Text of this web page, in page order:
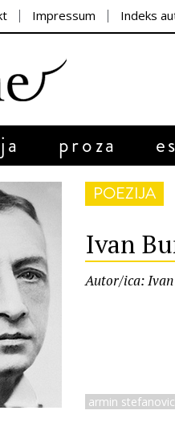
Impressum Indeks
proza
POEZIJA
Ivan
Autor/ica:
armin stefanovic